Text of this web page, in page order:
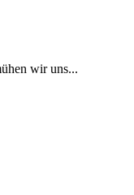
wir uns...